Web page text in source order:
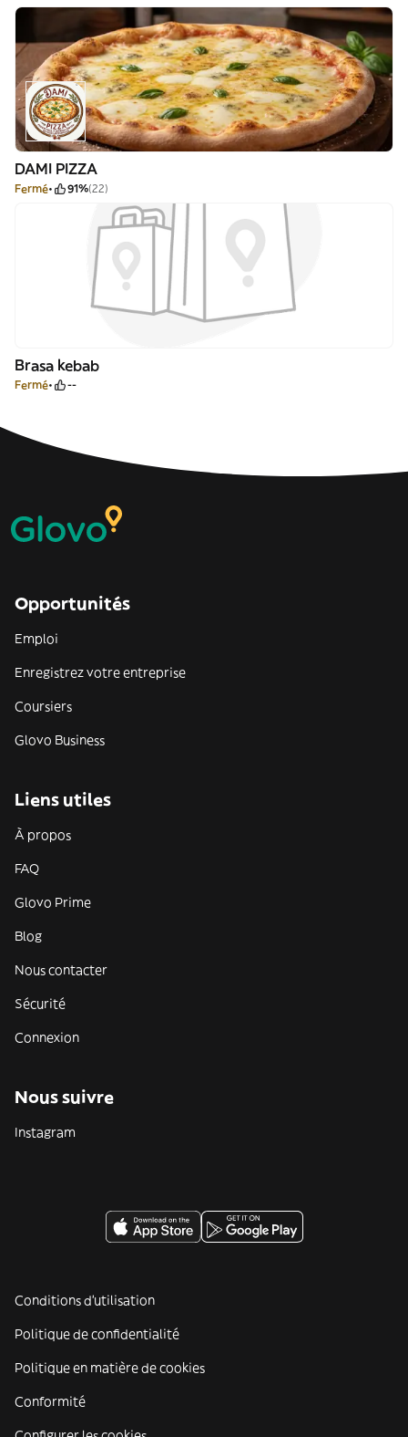
DAMI PIZZA
Fermé 91%(22)
Brasa kebab
Fermé --
Opportunités
Emploi
Enregistrez votre entreprise
Coursiers
Glovo Business
Liens utiles
À propos
FAQ
Glovo Prime
Blog
Nous contacter
Sécurité
Connexion
Nous suivre
Instagram
Conditions d'utilisation
Politique de confidentialité
Politique en matière de cookies
Conformité